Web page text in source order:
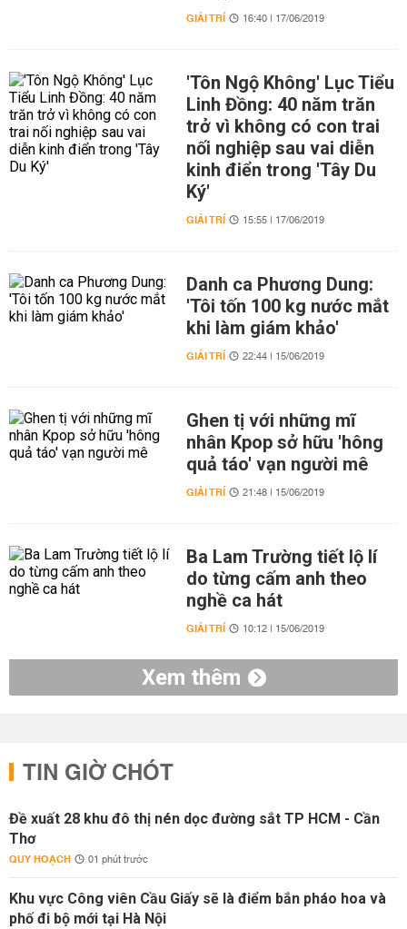
GIẢI TRÍ 16:40 | 17/06/2019
'Tôn Ngộ Không' Lục Tiểu
Linh Đồng: 40 năm trăn
trở vì không có con trai
nối nghiệp sau vai diễn
kinh điển trong 'Tây Du
Ký'
GIẢI TRÍ 15:55 | 17/06/2019
Danh ca Phương Dung:
'Tôi tốn 100 kg nước mắt
khi làm giám khảo'
GIẢI TRÍ 22:44 | 15/06/2019
Ghen tị với những mĩ
nhân Kpop sở hữu 'hông
quả táo' vạn người mê
GIẢI TRÍ 21:48 | 15/06/2019
Ba Lam Trường tiết lộ lí
do từng cấm anh theo
nghề ca hát
GIẢI TRÍ 10:12 | 15/06/2019
Xem thêm
TIN GIỜ CHÓT
Đề xuất 28 khu đô thị nén dọc đường sắt TP HCM - Cần
Thơ
QUY HOẠCH 01 phút trước
Khu vực Công viên Cầu Giấy sẽ là điểm bắn pháo hoa và
phố đi bộ mới tại Hà Nội